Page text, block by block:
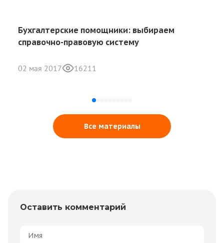
Бухгалтерские помощники: выбираем
справочно-правовую систему
02 мая 2017 16211
Все материалы
Оставить комментарий